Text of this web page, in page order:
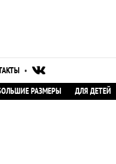
•
РАЗМЕРЫ ДЛЯ ДЕТЕЙ